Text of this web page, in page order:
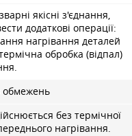
якісні з'єднання,
додаткові операції:
нагрівання деталей
обробка (відпал)
обмежень
без термічної
нагрівання.